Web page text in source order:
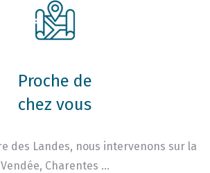
Proche de
chez vous
des Landes, nous intervenons sur la
Vendée, Charentes …